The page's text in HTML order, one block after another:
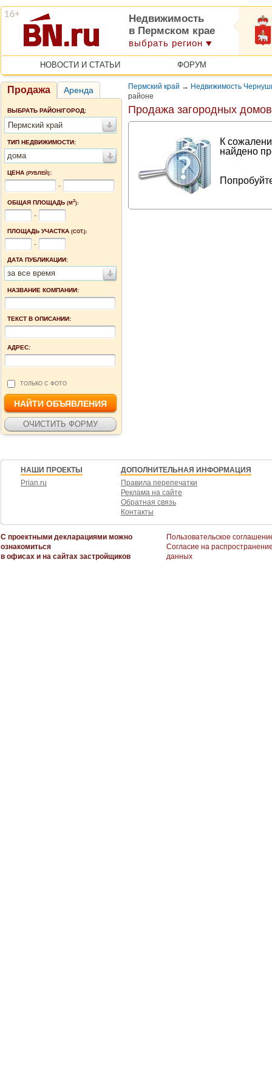
Недвижимость
в Пермском крае
выбрать регион
НОВОСТИ И СТАТЬИ ФОРУМ
Продажа Аренда
ВЫБРАТЬ РАЙОН/ГОРОД:
Пермский край
ТИП НЕДВИЖИМОСТИ:
дома
ЦЕНА (РУБЛЕЙ):
-
ОБЩАЯ ПЛОЩАДЬ (М2):
-
ПЛОЩАДЬ УЧАСТКА (СОТ.):
-
ДАТА ПУБЛИКАЦИИ:
за все время
НАЗВАНИЕ КОМПАНИИ:
ТЕКСТ В ОПИСАНИИ:
АДРЕС:
ТОЛЬКО С ФОТО
Пермский край → Недвижимость
районе
Продажа загородных
К
найдено
НАШИ ПРОЕКТЫ
Prian.ru
ДОПОЛНИТЕЛЬНАЯ ИНФОРМАЦИЯ
Правила перепечатки
Реклама на сайте
Обратная связь
Контакты
С проектными декларациями можно
ознакомиться
в офисах и на сайтах застройщиков
Пользовательское
Согласие на
данных